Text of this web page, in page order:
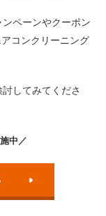
ペーンやクーポン
コンクリーニング
してみてくださ
中／